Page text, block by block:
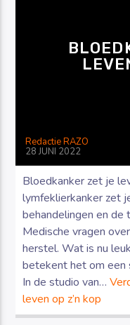
Redactie RAZO
28 JUNI 2022
Bloedkanker zet je
lymfeklierkanker zet
behandelingen en de
Medische vragen
herstel. Wat is nu
betekent het om een
In de studio van…
leven op z’n kop